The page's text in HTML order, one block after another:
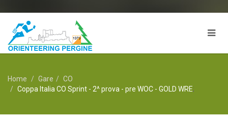
Home Gare
CO
Coppa Italia CO Sprint - 2^ prova - pre WOC - GOLD WRE;